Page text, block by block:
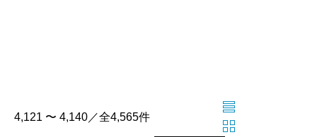
4,121 〜 4,140／全4,565件